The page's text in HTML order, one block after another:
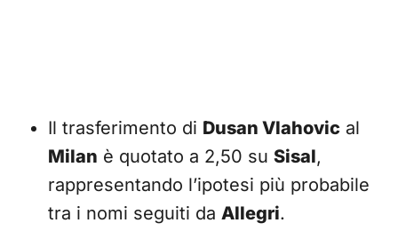
Il trasferimento di Dusan Vlahovic al
Milan è quotato a 2,50 su Sisal,
rappresentando l’ipotesi più probabile
tra i nomi seguiti da Allegri.